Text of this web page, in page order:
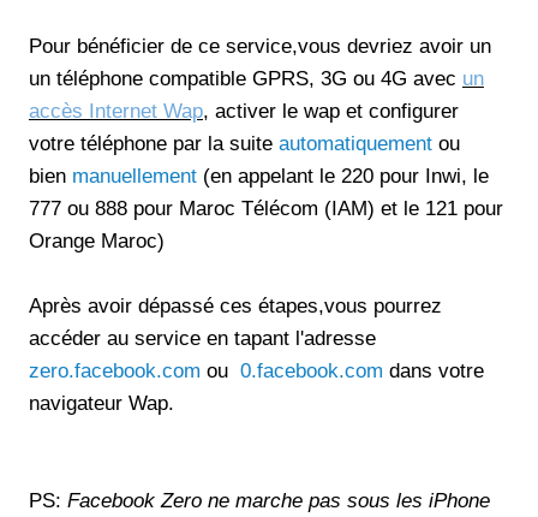
Pour bénéficier de ce service,vous devriez avoir un
un téléphone compatible GPRS, 3G ou 4G avec un
accès Internet Wap, activer le wap et configurer
votre téléphone par la suite automatiquement ou
bien manuellement (en appelant le 220 pour Inwi, le
777 ou 888 pour Maroc Télécom (IAM) et le 121 pour
Orange Maroc)
Après avoir dépassé ces étapes,vous pourrez
accéder au service en tapant l'adresse
zero.facebook.com ou 0.facebook.com dans votre
navigateur Wap.
PS: Facebook Zero ne marche pas sous les iPhone